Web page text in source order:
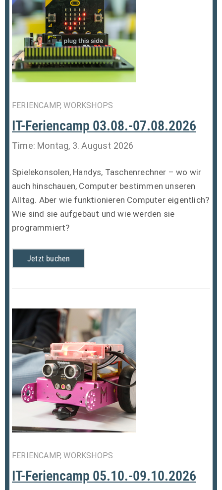
FERIENCAMP, WORKSHOPS
IT-Feriencamp 03.08.-07.08.2026
Time: Montag, 3. August 2026
Spielekonsolen, Handys, Taschenrechner – wo wir
auch hinschauen, Computer bestimmen unseren
Alltag. Aber wie funktionieren Computer eigentlich?
Wie sind sie aufgebaut und wie werden sie
programmiert?
Jetzt buchen
FERIENCAMP, WORKSHOPS
IT-Feriencamp 05.10.-09.10.2026